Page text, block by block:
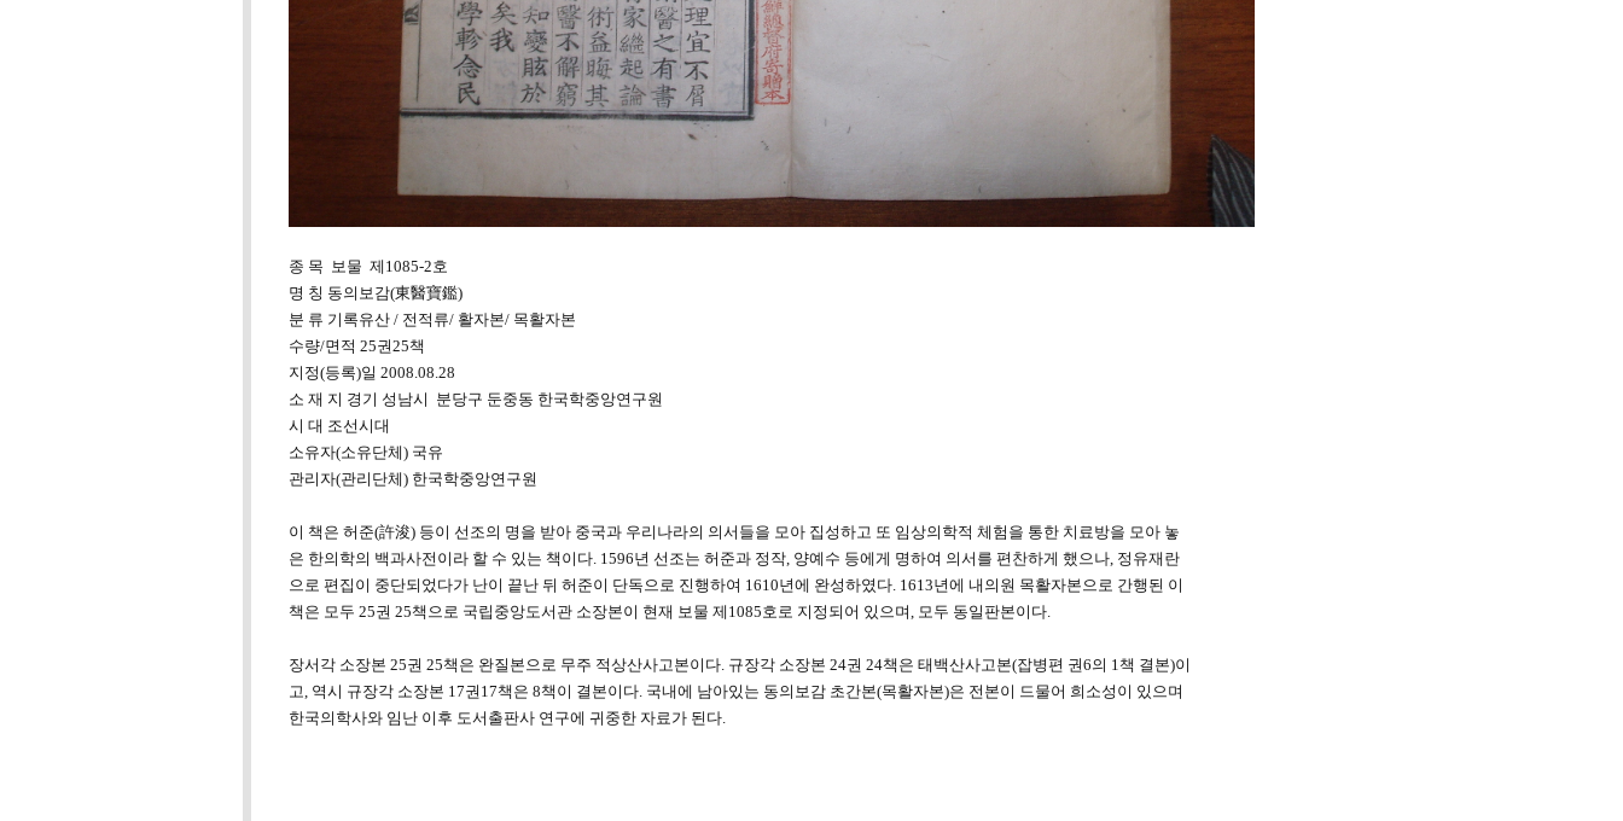
종 목 보물 제1085-2호
명 칭 동의보감(東醫寶鑑)
분 류 기록유산 / 전적류/ 활자본/ 목활자본
수량/면적 25권25책
지정(등록)일 2008.08.28
소 재 지 경기 성남시 분당구 둔중동 한국학중앙연구원
시 대 조선시대
소유자(소유단체) 국유
관리자(관리단체) 한국학중앙연구원
이 책은 허준(許浚) 등이 선조의 명을 받아 중국과 우리나라의 의서들을 모아 집성하고 또 임상의학적 체험을 통한 치료방을 모아 놓
은 한의학의 백과사전이라 할 수 있는 책이다. 1596년 선조는 허준과 정작, 양예수 등에게 명하여 의서를 편찬하게 했으나, 정유재란
으로 편집이 중단되었다가 난이 끝난 뒤 허준이 단독으로 진행하여 1610년에 완성하였다. 1613년에 내의원 목활자본으로 간행된 이
책은 모두 25권 25책으로 국립중앙도서관 소장본이 현재 보물 제1085호로 지정되어 있으며, 모두 동일판본이다.
장서각 소장본 25권 25책은 완질본으로 무주 적상산사고본이다. 규장각 소장본 24권 24책은 태백산사고본(잡병편 권6의 1책 결본)이
고, 역시 규장각 소장본 17권17책은 8책이 결본이다. 국내에 남아있는 동의보감 초간본(목활자본)은 전본이 드물어 희소성이 있으며
한국의학사와 임난 이후 도서출판사 연구에 귀중한 자료가 된다.